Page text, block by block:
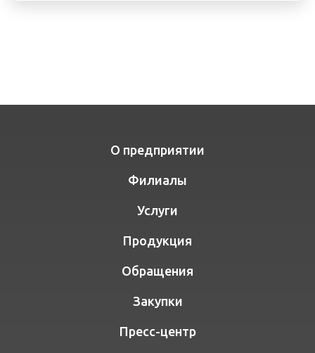
О предприятии
Филиалы
Услуги
Продукция
Обращения
Закупки
Пресс-центр